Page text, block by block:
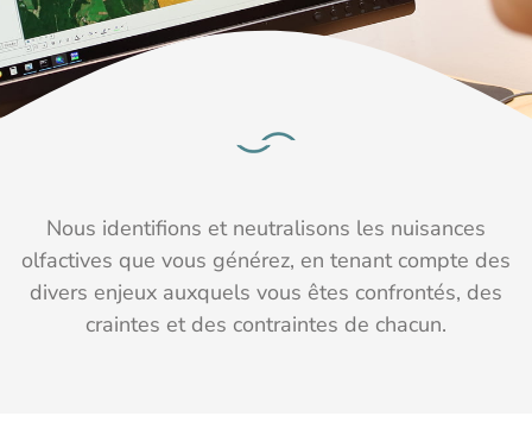
Nous identifions et neutralisons les nuisances
olfactives que vous générez, en tenant compte des
divers enjeux auxquels vous êtes confrontés, des
craintes et des contraintes de chacun.